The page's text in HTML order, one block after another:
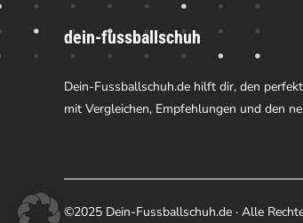
auf.
Die
Optionen
können
der
Produktseite
dein-fussballschuh
Dein-Fussballschuh.de hilft dir, den
mit Vergleichen, Empfehlungen und den
©2025 Dein-Fussballschuh.de · Alle